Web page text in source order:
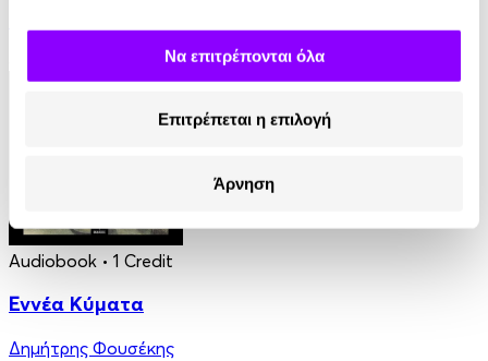
Να επιτρέπονται όλα
Επιτρέπεται η επιλογή
Άρνηση
Audiobook • 1 Credit
Εννέα Κύματα
Δημήτρης Φουσέκης